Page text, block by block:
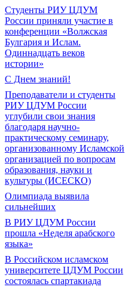
Студенты РИУ ЦДУМ
России приняли участие в
конференции «Волжская
Булгария и Ислам.
Одиннадцать веков
истории»
С Днем знаний!
Преподаватели и студенты
РИУ ЦДУМ России
углубили свои знания
благодаря научно-
практическому семинару,
организованному Исламской
организацией по вопросам
образования, науки и
культуры (ИСЕСКО)
Олимпиада выявила
сильнейших
В РИУ ЦДУМ России
прошла «Неделя арабского
языка»
В Российском исламском
университете ЦДУМ России
состоялась спартакиада